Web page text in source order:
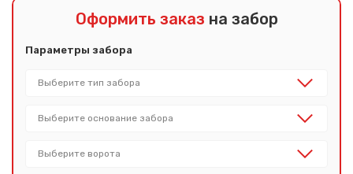
Оформить заказ на забор
Параметры забора